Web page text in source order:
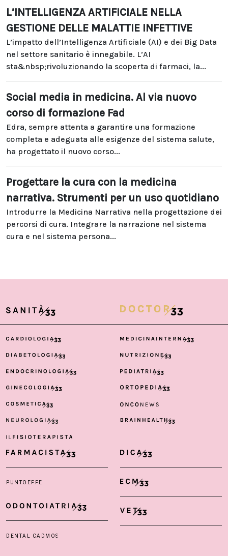
L’INTELLIGENZA ARTIFICIALE NELLA
GESTIONE DELLE MALATTIE INFETTIVE
L’impatto dell’Intelligenza Artificiale (AI) e dei Big Data
nel settore sanitario è innegabile. L’AI
sta&nbsp;rivoluzionando la scoperta di farmaci, la...
Social media in medicina. Al via nuovo
corso di formazione Fad
Edra, sempre attenta a garantire una formazione
completa e adeguata alle esigenze del sistema salute,
ha progettato il nuovo corso...
Progettare la cura con la medicina
narrativa. Strumenti per un uso quotidiano
Introdurre la Medicina Narrativa nella progettazione dei
percorsi di cura. Integrare la narrazione nel sistema
cura e nel sistema persona...